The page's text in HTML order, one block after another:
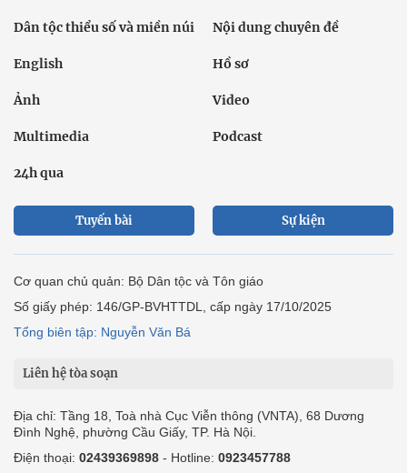
Dân tộc thiểu số và miền núi Nội dung chuyên đề
English Hồ sơ
Ảnh Video
Multimedia Podcast
24h qua
Tuyến bài Sự kiện
Cơ quan chủ quản: Bộ Dân tộc và Tôn giáo
Số giấy phép: 146/GP-BVHTTDL, cấp ngày 17/10/2025
Tổng biên tập: Nguyễn Văn Bá
Liên hệ tòa soạn
Địa chỉ: Tầng 18, Toà nhà Cục Viễn thông (VNTA), 68 Dương
Đình Nghệ, phường Cầu Giấy, TP. Hà Nội.
Điện thoại: 02439369898 - Hotline: 0923457788